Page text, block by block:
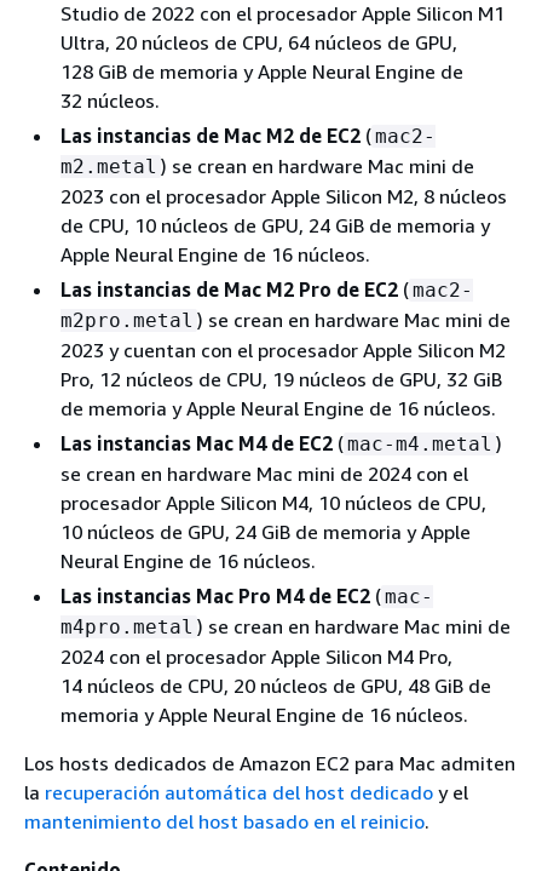
Studio de 2022 con el procesador Apple Silicon M1
Ultra, 20 núcleos de CPU, 64 núcleos de GPU,
128 GiB de memoria y Apple Neural Engine de
32 núcleos.
Las instancias de Mac M2 de EC2 (mac2-
m2.metal ) se crean en hardware Mac mini de
2023 con el procesador Apple Silicon M2, 8 núcleos
de CPU, 10 núcleos de GPU, 24 GiB de memoria y
Apple Neural Engine de 16 núcleos.
Las instancias de Mac M2 Pro de EC2 (mac2-
m2pro.metal ) se crean en hardware Mac mini de
2023 y cuentan con el procesador Apple Silicon M2
Pro, 12 núcleos de CPU, 19 núcleos de GPU, 32 GiB
de memoria y Apple Neural Engine de 16 núcleos.
Las instancias Mac M4 de EC2 (mac-m4.metal )
se crean en hardware Mac mini de 2024 con el
procesador Apple Silicon M4, 10 núcleos de CPU,
10 núcleos de GPU, 24 GiB de memoria y Apple
Neural Engine de 16 núcleos.
Las instancias Mac Pro M4 de EC2 (mac-
m4pro.metal ) se crean en hardware Mac mini de
2024 con el procesador Apple Silicon M4 Pro,
14 núcleos de CPU, 20 núcleos de GPU, 48 GiB de
memoria y Apple Neural Engine de 16 núcleos.
Los hosts dedicados de Amazon EC2 para Mac admiten
la recuperación automática del host dedicado y el
mantenimiento del host basado en el reinicio.